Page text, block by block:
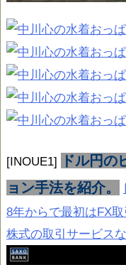
[INOUE1]
ドル円の
ョン手法を紹介。
8年からで最初はFX
株式の取引サービス